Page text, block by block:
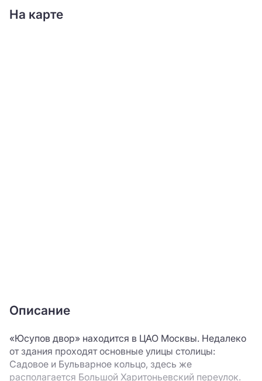
На карте
Описание
«Юсупов двор» находится в ЦАО Москвы. Недалеко
от здания проходят основные улицы столицы:
Садовое и Бульварное кольцо, здесь же
располагается Большой Харитоньевский переулок.